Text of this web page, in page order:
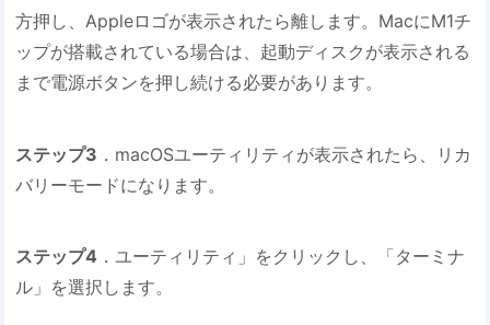
方押し、Appleロゴが表示されたら離します。MacにM1チ
ップが搭載されている場合は、起動ディスクが表示される
まで電源ボタンを押し続ける必要があります。
ステップ3 ．macOSユーティリティが表示されたら、リカ
バリーモードになります。
ステップ4 ．ユーティリティ」をクリックし、「ターミナ
ル」を選択します。